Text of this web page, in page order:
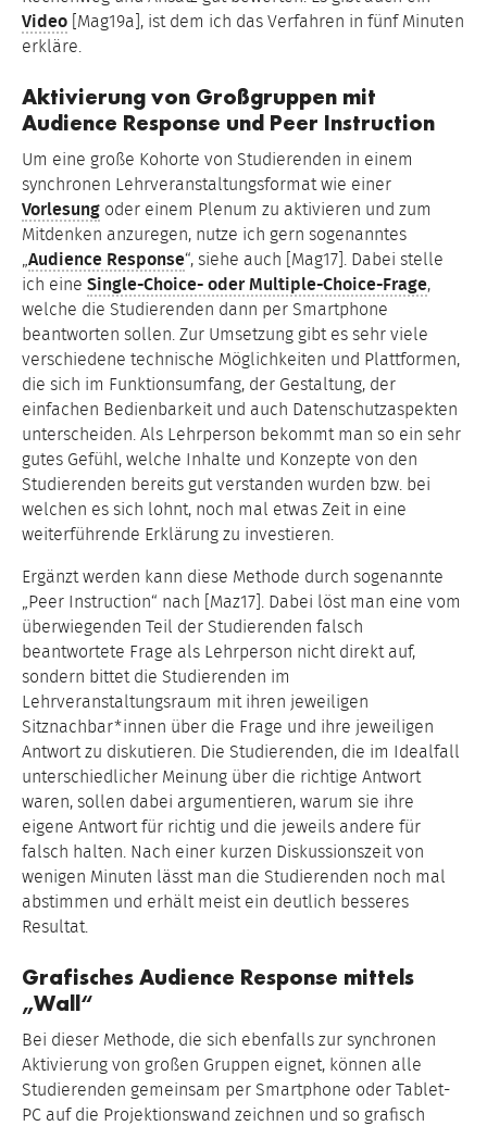
Video [Mag19a], ist dem ich das Verfahren in fünf Minuten
erkläre.
Aktivierung von Großgruppen mit
Audience Response und Peer Instruction
Um eine große Kohorte von Studierenden in einem
synchronen Lehrveranstaltungsformat wie einer
Vorlesung oder einem Plenum zu aktivieren und zum
Mitdenken anzuregen, nutze ich gern sogenanntes
„Audience Response“, siehe auch [Mag17]. Dabei stelle
ich eine Single-Choice- oder Multiple-Choice-Frage,
welche die Studierenden dann per Smartphone
beantworten sollen. Zur Umsetzung gibt es sehr viele
verschiedene technische Möglichkeiten und Plattformen,
die sich im Funktionsumfang, der Gestaltung, der
einfachen Bedienbarkeit und auch Datenschutzaspekten
unterscheiden. Als Lehrperson bekommt man so ein sehr
gutes Gefühl, welche Inhalte und Konzepte von den
Studierenden bereits gut verstanden wurden bzw. bei
welchen es sich lohnt, noch mal etwas Zeit in eine
weiterführende Erklärung zu investieren.
Ergänzt werden kann diese Methode durch sogenannte
„Peer Instruction“ nach [Maz17]. Dabei löst man eine vom
überwiegenden Teil der Studierenden falsch
beantwortete Frage als Lehrperson nicht direkt auf,
sondern bittet die Studierenden im
Lehrveranstaltungsraum mit ihren jeweiligen
Sitznachbar*innen über die Frage und ihre jeweiligen
Antwort zu diskutieren. Die Studierenden, die im Idealfall
unterschiedlicher Meinung über die richtige Antwort
waren, sollen dabei argumentieren, warum sie ihre
eigene Antwort für richtig und die jeweils andere für
falsch halten. Nach einer kurzen Diskussionszeit von
wenigen Minuten lässt man die Studierenden noch mal
abstimmen und erhält meist ein deutlich besseres
Resultat.
Grafisches Audience Response mittels
„Wall“
Bei dieser Methode, die sich ebenfalls zur synchronen
Aktivierung von großen Gruppen eignet, können alle
Studierenden gemeinsam per Smartphone oder Tablet-
PC auf die Projektionswand zeichnen und so grafisch